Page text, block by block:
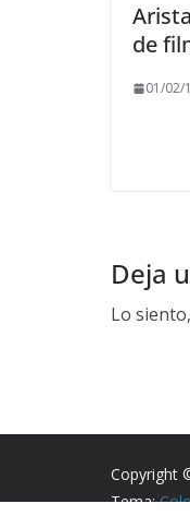
de
01/02/
Deja
Lo
Copyright
Tema: